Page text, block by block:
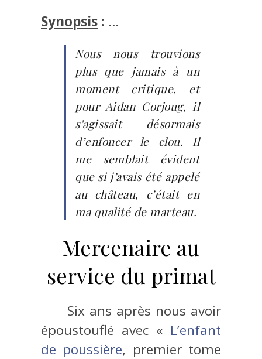
Synopsis : …
Nous nous trouvions
plus que jamais à un
moment critique, et
pour Aidan Corjoug, il
s’agissait désormais
d’enfoncer le clou. Il
me semblait évident
que si j’avais été appelé
au château, c’était en
ma qualité de marteau.
Mercenaire au
service du primat
Six ans après nous avoir
époustouflé avec « L’enfant
de poussière, premier tome